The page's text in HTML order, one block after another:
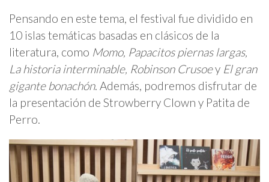
Pensando en este tema, el festival fue dividido en
10 islas temáticas basadas en clásicos de la
literatura, como Momo, Papacitos piernas largas,
La historia interminable, Robinson Crusoey El gran
gigante bonachón. Además, podremos disfrutar de
la presentación de Strowberry Clown y Patita de
Perro.